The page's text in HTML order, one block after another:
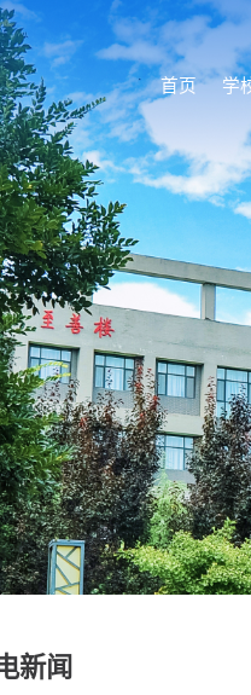
首页 学
新闻